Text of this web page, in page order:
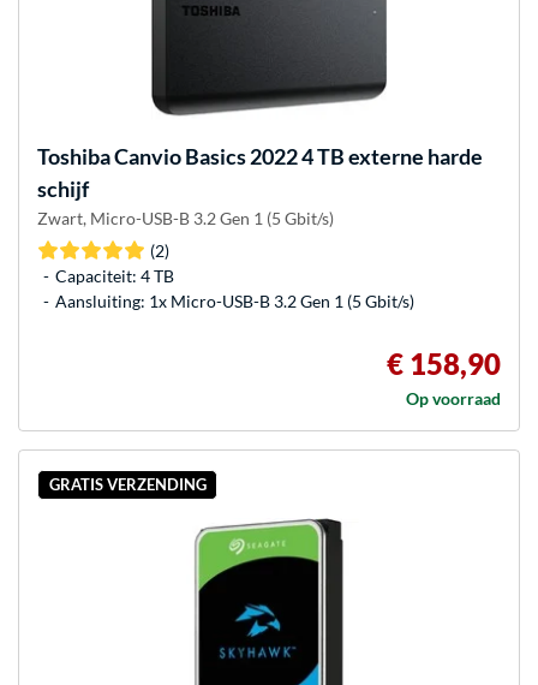
ToshibaCanvio Basics 2022 4 TB externe harde
schijf
Zwart, Micro-USB-B 3.2 Gen 1 (5 Gbit/s)
(2)
Capaciteit: 4 TB
Aansluiting: 1x Micro-USB-B 3.2 Gen 1 (5 Gbit/s)
€ 158,90
Op voorraad
GRATIS VERZENDING